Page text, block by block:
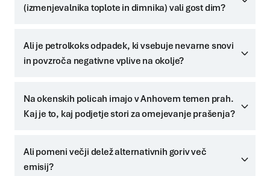
(izmenjevalnika toplote in dimnika) vali gost dim?
Ali je petrolkoks odpadek, ki vsebuje nevarne snovi
in povzroča negativne vplive na okolje?
Na okenskih policah imajo v Anhovem temen prah.
Kaj je to, kaj podjetje stori za omejevanje prašenja?
Ali pomeni večji delež alternativnih goriv več
emisij?